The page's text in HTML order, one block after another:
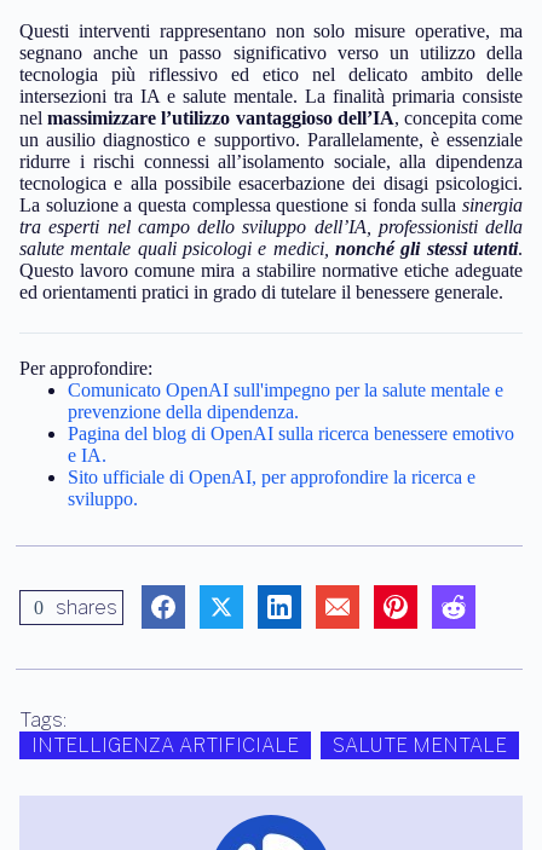
Questi interventi rappresentano non solo misure operative, ma
segnano anche un passo significativo verso un utilizzo della
tecnologia più riflessivo ed etico nel delicato ambito delle
intersezioni tra IA e salute mentale. La finalità primaria consiste
nelmassimizzare l’utilizzo vantaggioso dell’IA, concepita come
un ausilio diagnostico e supportivo. Parallelamente, è essenziale
ridurre i rischi connessi all’isolamento sociale, alla dipendenza
tecnologica e alla possibile esacerbazione dei disagi psicologici.
La soluzione a questa complessa questione si fonda sulla sinergia
tra esperti nel campo dello sviluppo dell’IA, professionisti della
salute mentale quali psicologi e medici, nonché gli stessi utenti.
Questo lavoro comune mira a stabilire normative etiche adeguate
ed orientamenti pratici in grado di tutelare il benessere generale.
Per approfondire:
Comunicato OpenAI sull'impegno per la salute mentale e
prevenzione della dipendenza.
Pagina del blog di OpenAI sulla ricerca benessere emotivo
e IA.
Sito ufficiale di OpenAI, per approfondire la ricerca e
sviluppo.
0 shares
Tags:
INTELLIGENZA ARTIFICIALE
SALUTE MENTALE